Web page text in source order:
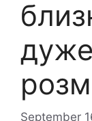
September